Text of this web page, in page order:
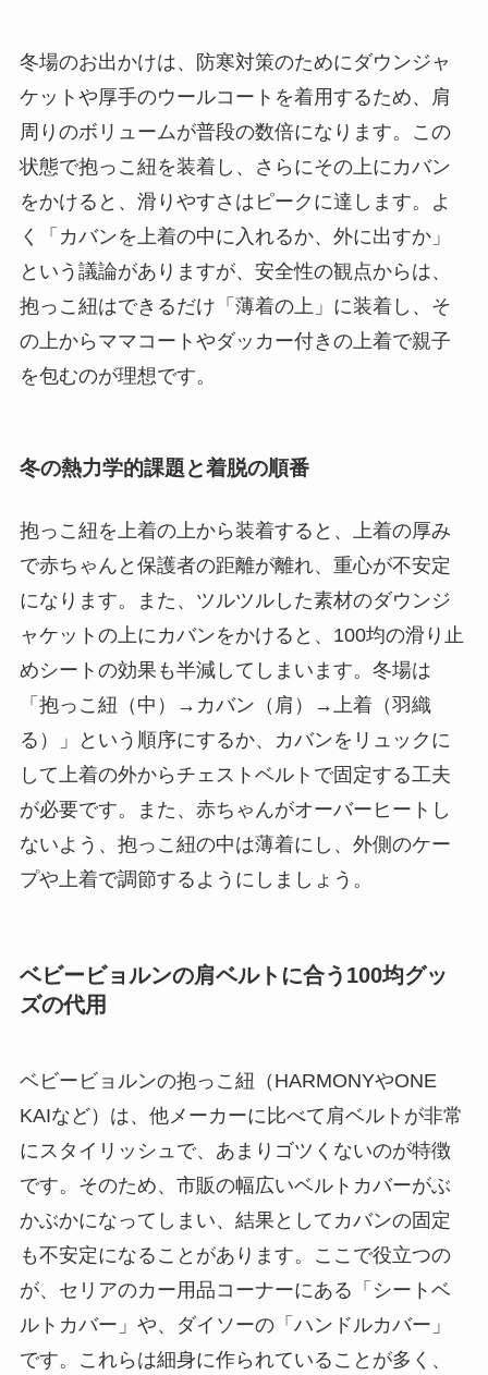
冬場のお出かけは、防寒対策のためにダウンジャ
ケットや厚手のウールコートを着用するため、肩
周りのボリュームが普段の数倍になります。この
状態で抱っこ紐を装着し、さらにその上にカバン
をかけると、滑りやすさはピークに達します。よ
く「カバンを上着の中に入れるか、外に出すか」
という議論がありますが、安全性の観点からは、
抱っこ紐はできるだけ「薄着の上」に装着し、そ
の上からママコートやダッカー付きの上着で親子
を包むのが理想です。
冬の熱力学的課題と着脱の順番
抱っこ紐を上着の上から装着すると、上着の厚み
で赤ちゃんと保護者の距離が離れ、重心が不安定
になります。また、ツルツルした素材のダウンジ
ャケットの上にカバンをかけると、100均の滑り止
めシートの効果も半減してしまいます。冬場は
「抱っこ紐（中）→カバン（肩）→上着（羽織
る）」という順序にするか、カバンをリュックに
して上着の外からチェストベルトで固定する工夫
が必要です。また、赤ちゃんがオーバーヒートし
ないよう、抱っこ紐の中は薄着にし、外側のケー
プや上着で調節するようにしましょう。
ベビービョルンの肩ベルトに合う100均グッ
ズの代用
ベビービョルンの抱っこ紐（HARMONYやONE
KAIなど）は、他メーカーに比べて肩ベルトが非常
にスタイリッシュで、あまりゴツくないのが特徴
です。そのため、市販の幅広いベルトカバーがぶ
かぶかになってしまい、結果としてカバンの固定
も不安定になることがあります。ここで役立つの
が、セリアのカー用品コーナーにある「シートベ
ルトカバー」や、ダイソーの「ハンドルカバー」
です。これらは細身に作られていることが多く、